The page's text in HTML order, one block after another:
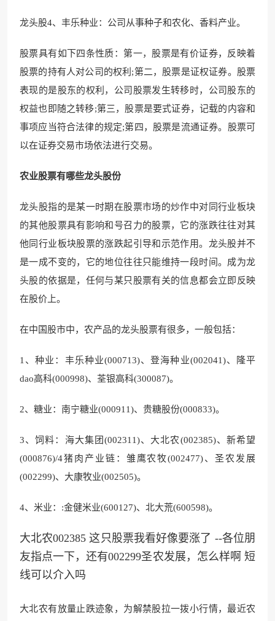
龙头股4、丰乐种业：公司从事种子和农化、香料产业。
股票具有如下四条性质：第一，股票是有价证券，反映着
股票的持有人对公司的权利;第二，股票是证权证券。股票
表现的是股东的权利，公司股票发生转移时，公司股东的
权益也即随之转移;第三，股票是要式证券，记载的内容和
事项应当符合法律的规定;第四，股票是流通证券。股票可
以在证券交易市场依法进行交易。
农业股票有哪些龙头股份
龙头股指的是某一时期在股票市场的炒作中对同行业板块
的其他股票具有影响和号召力的股票，它的涨跌往往对其
他同行业板块股票的涨跌起引导和示范作用。龙头股并不
是一成不变的，它的地位往往只能维持一段时间。成为龙
头股的依据是，任何与某只股票有关的信息都会立即反映
在股价上。
在中国股市中，农产品的龙头股票有很多，一般包括：
1、种业：丰乐种业(000713)、登海种业(002041)、隆平
dao高科(000998)、荃银高科(300087)。
2、糖业：南宁糖业(000911)、贵糖股份(000833)。
3、饲料：海大集团(002311)、大北农(002385)、新希望
(000876)/4猪肉产业链：雏鹰农牧(002477)、圣农发展
(002299)、大康牧业(002505)。
4、米业：:金健米业(600127)、北大荒(600598)。
大北农002385 这只股票我看好像要涨了 --各位朋
友指点一下，还有002299圣农发展，怎么样啊 短
线可以介入吗
大北农有放量止跌迹象，为解禁股拉一拨小行情，最近农